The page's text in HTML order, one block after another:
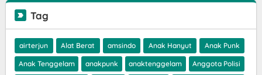
Tag
airterjun Alat Berat amsindo Anak Hanyut Anak Punk
Anak Tenggelam anakpunk anaktenggelam Anggota Polisi